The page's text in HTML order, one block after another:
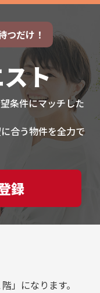
つだけ！
ト
条件にマッチした
合う物件を全力で
録
」になります。